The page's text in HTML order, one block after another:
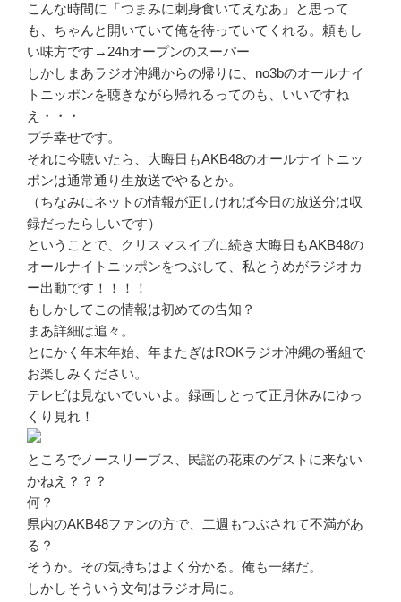
こんな時間に「つまみに刺身食いてえなあ」と思って
も、ちゃんと開いていて俺を待っていてくれる。頼もし
い味方です→24hオープンのスーパー
しかしまあラジオ沖縄からの帰りに、no3bのオールナイ
トニッポンを聴きながら帰れるってのも、いいですね
え・・・
プチ幸せです。
それに今聴いたら、大晦日もAKB48のオールナイトニッ
ポンは通常通り生放送でやるとか。
（ちなみにネットの情報が正しければ今日の放送分は収
録だったらしいです）
ということで、クリスマスイブに続き大晦日もAKB48の
オールナイトニッポンをつぶして、私とうめがラジオカ
ー出動です！！！！
もしかしてこの情報は初めての告知？
まあ詳細は追々。
とにかく年末年始、年またぎはROKラジオ沖縄の番組で
お楽しみください。
テレビは見ないでいいよ。録画しとって正月休みにゆっ
くり見れ！
ところでノースリーブス、民謡の花束のゲストに来ない
かねえ？？？
何？
県内のAKB48ファンの方で、二週もつぶされて不満があ
る？
そうか。その気持ちはよく分かる。俺も一緒だ。
しかしそういう文句はラジオ局に。